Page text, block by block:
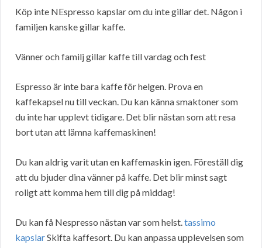
Köp inte NEspresso kapslar om du inte gillar det. Någon i
familjen kanske gillar kaffe.
Vänner och familj gillar kaffe till vardag och fest
Espresso är inte bara kaffe för helgen. Prova en
kaffekapsel nu till veckan. Du kan känna smaktoner som
du inte har upplevt tidigare. Det blir nästan som att resa
bort utan att lämna kaffemaskinen!
Du kan aldrig varit utan en kaffemaskin igen. Föreställ dig
att du bjuder dina vänner på kaffe. Det blir minst sagt
roligt att komma hem till dig på middag!
Du kan få Nespresso nästan var som helst.tassimo
kapslarSkifta kaffesort. Du kan anpassa upplevelsen som